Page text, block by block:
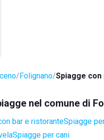
Folignano Spiagge
nel comune di
bar e ristoranteSpiagge
Spiagge per cani